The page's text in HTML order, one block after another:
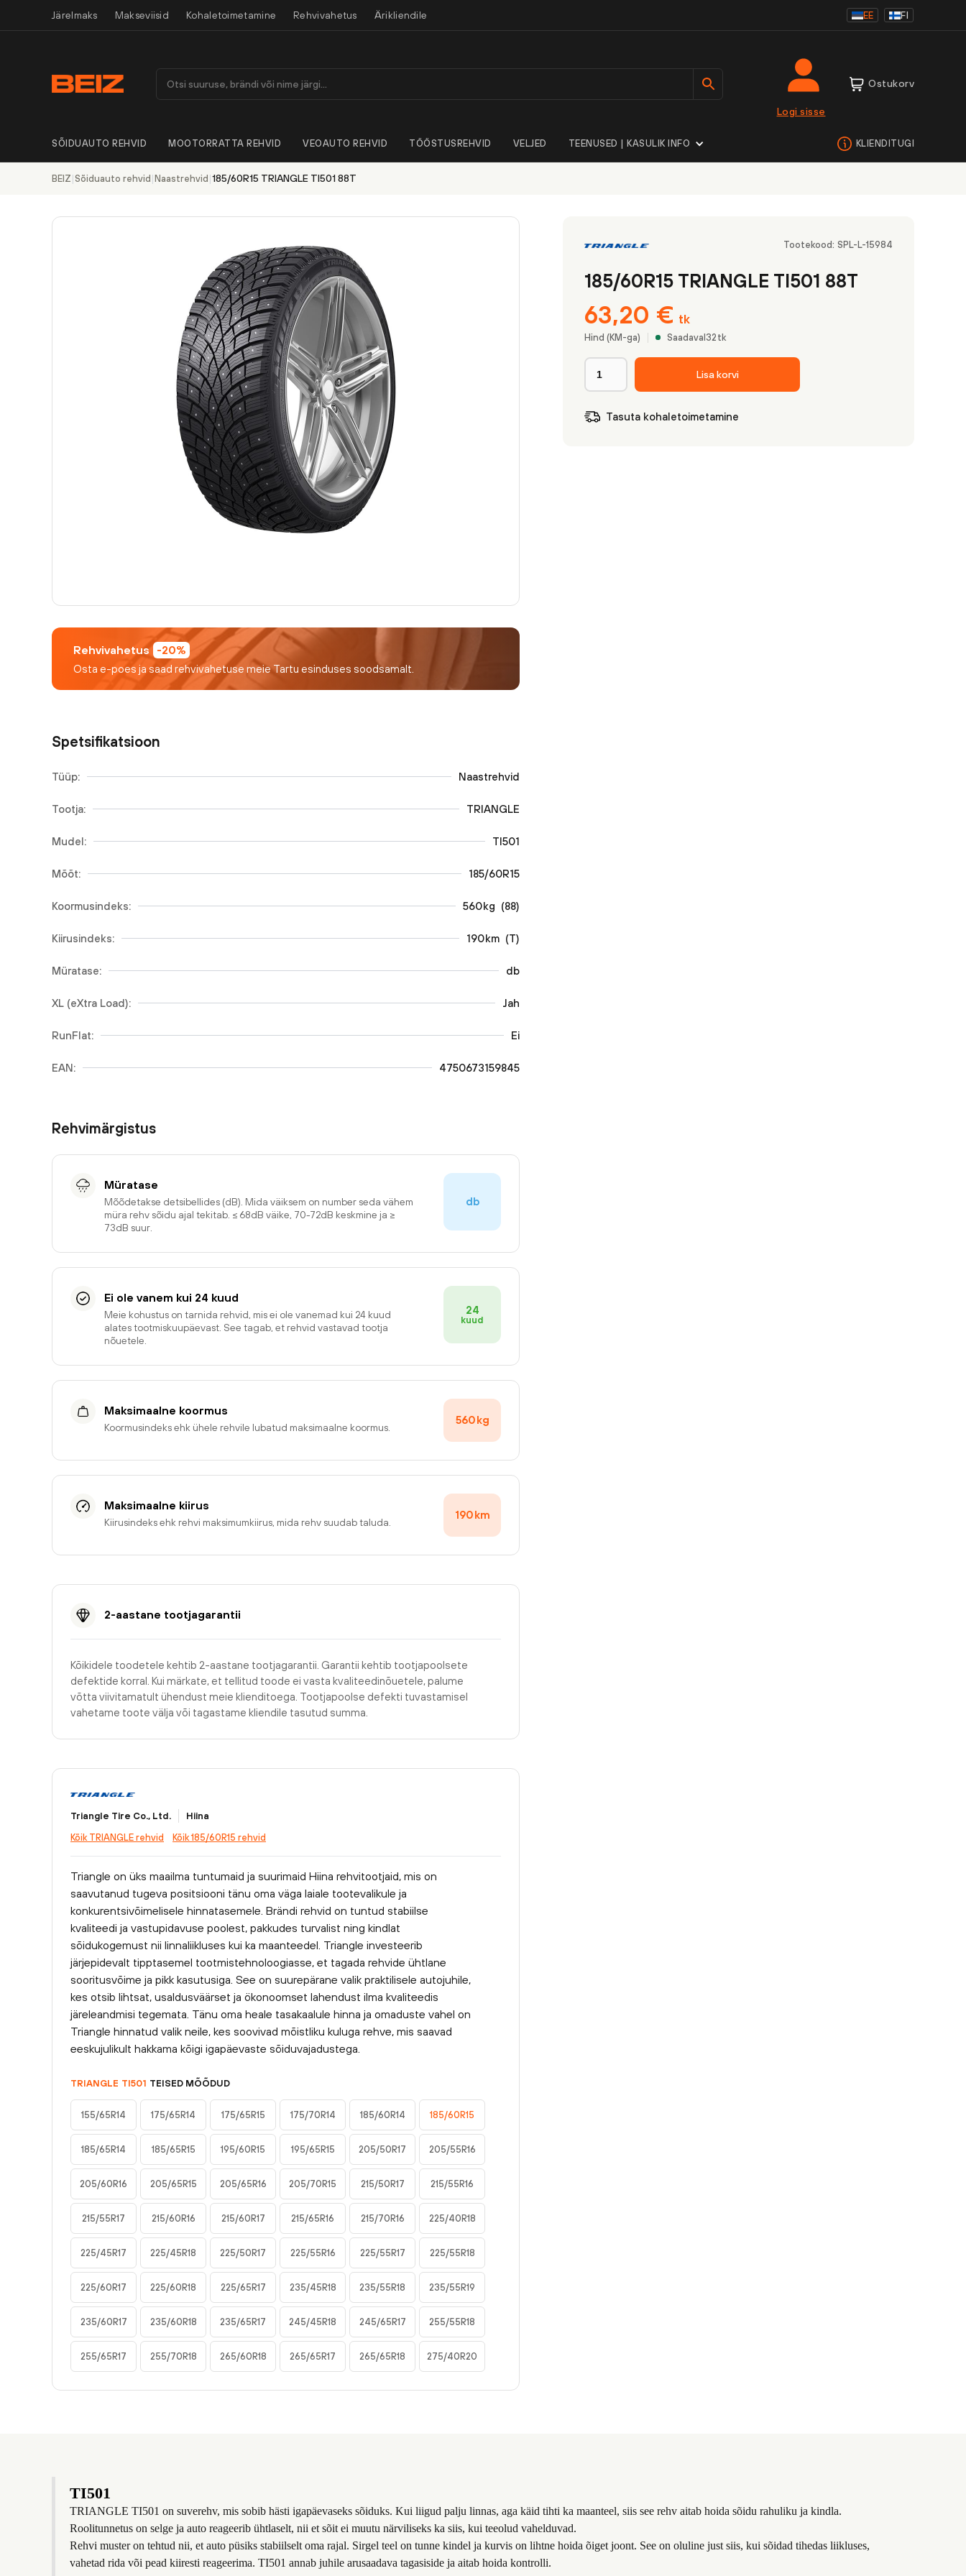
Järelmaks Makseviisid Kohaletoimetamine Rehvivahetus Ärikliendile EE FI
Logi sisse
Ostukorv
SÕIDUAUTO REHVID MOOTORRATTA REHVID VEOAUTO REHVID TÖÖSTUSREHVID VELJED TEENUSED | KASULIK INFO KLIENDITUGI
BEIZ | Sõiduauto rehvid | Naastrehvid |185/60R15 TRIANGLE TI501 88T
Rehvivahetus -20%
Osta e-poes ja saad rehvivahetuse meie Tartu esinduses soodsamalt.
Spetsifikatsioon
Tüüp: Naastrehvid
Tootja: TRIANGLE
Mudel: TI501
Mõõt: 185/60R15
Koormusindeks: 560kg (88)
Kiirusindeks: 190km (T)
Müratase: db
XL (eXtra Load): Jah
RunFlat: Ei
EAN: 4750673159845
Rehvimärgistus
Müratase
Mõõdetakse detsibellides (dB). Mida väiksem on number seda vähem
müra rehv sõidu ajal tekitab. ≤ 68dB väike, 70-72dB keskmine ja ≥
73dB suur.
db
Ei ole vanem kui 24 kuud
Meie kohustus on tarnida rehvid, mis ei ole vanemad kui 24 kuud
alates tootmiskuupäevast. See tagab, et rehvid vastavad tootja
nõuetele.
24
kuud
Maksimaalne koormus
Koormusindeks ehk ühele rehvile lubatud maksimaalne koormus.
560kg
Maksimaalne kiirus
Kiirusindeks ehk rehvi maksimumkiirus, mida rehv suudab taluda.
190km
2-aastane tootjagarantii
Kõikidele toodetele kehtib 2-aastane tootjagarantii. Garantii kehtib tootjapoolsete
defektide korral. Kui märkate, et tellitud toode ei vasta kvaliteedinõuetele, palume
võtta viivitamatult ühendust meie klienditoega. Tootjapoolse defekti tuvastamisel
vahetame toote välja või tagastame kliendile tasutud summa.
Triangle Tire Co., Ltd.
Hiina
Kõik TRIANGLE rehvid
Kõik 185/60R15 rehvid
Triangle on üks maailma tuntumaid ja suurimaid Hiina rehvitootjaid, mis on
saavutanud tugeva positsiooni tänu oma väga laiale tootevalikule ja
konkurentsivõimelisele hinnatasemele. Brändi rehvid on tuntud stabiilse
kvaliteedi ja vastupidavuse poolest, pakkudes turvalist ning kindlat
sõidukogemust nii linnaliikluses kui ka maanteedel. Triangle investeerib
järjepidevalt tipptasemel tootmistehnoloogiasse, et tagada rehvide ühtlane
sooritusvõime ja pikk kasutusiga. See on suurepärane valik praktilisele autojuhile,
kes otsib lihtsat, usaldusväärset ja ökonoomset lahendust ilma kvaliteedis
järeleandmisi tegemata. Tänu oma heale tasakaalule hinna ja omaduste vahel on
Triangle hinnatud valik neile, kes soovivad mõistliku kuluga rehve, mis saavad
eeskujulikult hakkama kõigi igapäevaste sõiduvajadustega.
TRIANGLE TI501 TEISED MÕÕDUD
155/65R14 175/65R14 175/65R15 175/70R14 185/60R14 185/60R15
185/65R14 185/65R15 195/60R15 195/65R15 205/50R17 205/55R16
205/60R16 205/65R15 205/65R16 205/70R15 215/50R17 215/55R16
215/55R17 215/60R16 215/60R17 215/65R16 215/70R16 225/40R18
225/45R17 225/45R18 225/50R17 225/55R16 225/55R17 225/55R18
225/60R17 225/60R18 225/65R17 235/45R18 235/55R18 235/55R19
235/60R17 235/60R18 235/65R17 245/45R18 245/65R17 255/55R18
255/65R17 255/70R18 265/60R18 265/65R17 265/65R18 275/40R20
Tootekood: SPL-L-15984
185/60R15 TRIANGLE TI501 88T
63,20 € tk
Hind (KM-ga) Saadaval 32 tk
Lisa korvi
Tasuta kohaletoimetamine
TI501
TRIANGLE TI501 on suverehv, mis sobib hästi igapäevaseks sõiduks. Kui liigud palju linnas, aga käid tihti ka maanteel, siis see rehv aitab hoida sõidu rahuliku ja kindla.
Roolitunnetus on selge ja auto reageerib ühtlaselt, nii et sõit ei muutu närviliseks ka siis, kui teeolud vahelduvad.
Rehvi muster on tehtud nii, et auto püsiks stabiilselt oma rajal. Sirgel teel on tunne kindel ja kurvis on lihtne hoida õiget joont. See on oluline just siis, kui sõidad tihedas liikluses,
vahetad rida või pead kiiresti reageerima. TI501 annab juhile arusaadava tagasiside ja aitab hoida kontrolli.